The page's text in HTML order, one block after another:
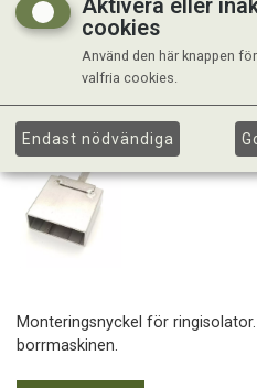
Monteringsnyckel för
borrmaskinen.
Aktivera eller
cookies
Använd den här knappen
valfria cookies.
Endast nödvändiga